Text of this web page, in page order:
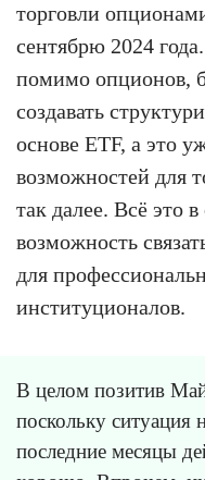
торговли
сентябрю 2024
помимо опционов,
создавать
основе ETF, а это
возможностей для
так далее. Всё это
возможность
для
институционалов.
В целом позитив
поскольку ситуация
последние месяцы